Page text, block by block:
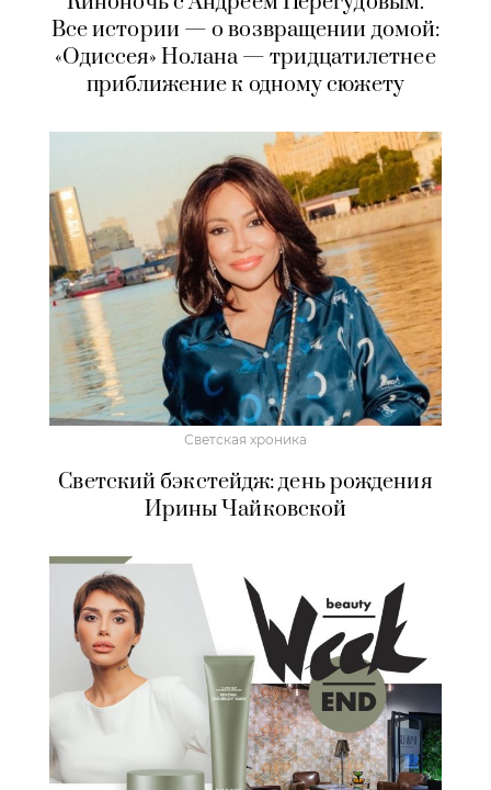
Все истории — о возвращении домой:
«Одиссея» Нолана — тридцатилетнее
приближение к одному сюжету
Светская хроника
Светский бэкстейдж: день рождения
Ирины Чайковской